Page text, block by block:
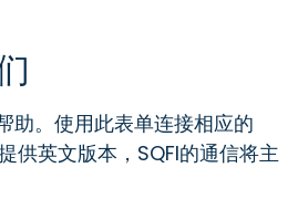
助。使用此表单连接相应的
供英文版本，SQFI的通信将主